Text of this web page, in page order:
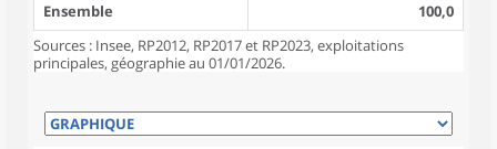
Ensemble
100,0
Sources : Insee, RP2012, RP2017 et RP2023, exploitations
principales, géographie au 01/01/2026.